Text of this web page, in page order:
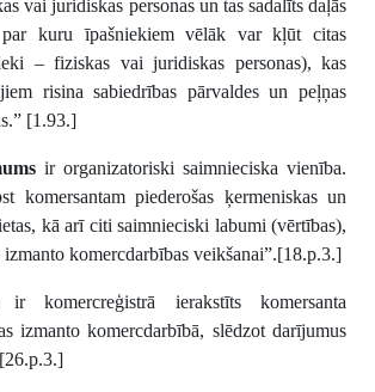
vai juridiskas personas un tas sadalīts daļās
par kuru īpašniekiem vēlāk var kļūt citas
– fiziskas vai juridiskas personas), kas
risina sabiedrības pārvaldes un peļņas
[1.93.]
ir organizatoriski saimnieciska vienība.
komersantam piederošas ķermeniskas un
kā arī citi saimnieciski labumi (vērtības),
izmanto komercdarbības veikšanai”.[18.p.3.]
ir komercreģistrā ierakstīts komersanta
izmanto komercdarbībā, slēdzot darījumus